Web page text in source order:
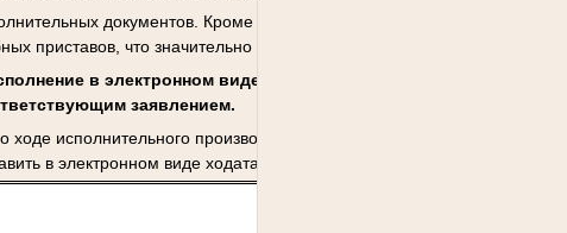
документов. Кроме того, взыскателям не нужно лично
приставов, что значительно экономит время и деньги.
в электронном виде, граждане и юридические лица
заявлением.
исполнительного производства, процессуальных действиях
в электронном виде ходатайства и обращения.